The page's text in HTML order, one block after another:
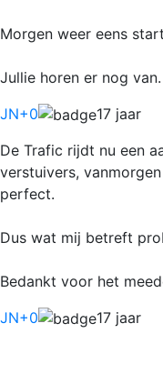
Morgen weer eens
Jullie horen er nog van.
JN+0
17 jaar
De Trafic rijdt nu een
verstuivers,
perfect.
Dus wat mij betreft
Bedankt voor het
JN+0 17 jaar